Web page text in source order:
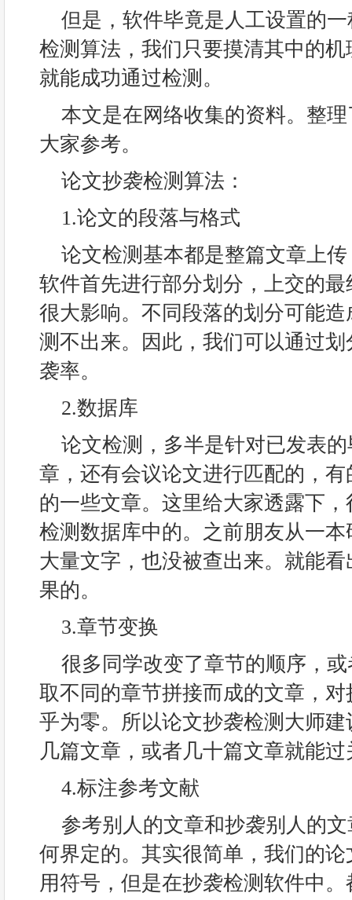
但是，软件毕竟是人工设置的
检测算法，我们只要摸清其中的
就能成功通过检测。
本文是在网络收集的资料。整
大家参考。
论文抄袭检测算法：
1.论文的段落与格式
论文检测基本都是整篇文章上
软件首先进行部分划分，上交的
很大影响。不同段落的划分可能
测不出来。因此，我们可以通过
袭率。
2.数据库
论文检测，多半是针对已发表
章，还有会议论文进行匹配的，
的一些文章。这里给大家透露下
检测数据库中的。之前朋友从一
大量文字，也没被查出来。就能
果的。
3.章节变换
很多同学改变了章节的顺序，
取不同的章节拼接而成的文章，
乎为零。所以论文抄袭检测大师
几篇文章，或者几十篇文章就能过
4.标注参考文献
参考别人的文章和抄袭别人的
何界定的。其实很简单，我们的
用符号，但是在抄袭检测软件中